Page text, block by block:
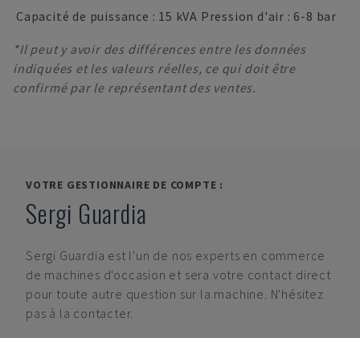
Capacité de puissance : 15 kVA Pression d'air : 6-8 bar
*Il peut y avoir des différences entre les données
indiquées et les valeurs réelles, ce qui doit être
confirmé par le représentant des ventes.
VOTRE GESTIONNAIRE DE COMPTE :
Sergi Guardia
Sergi Guardia est l'un de nos experts en commerce
de machines d'occasion et sera votre contact direct
pour toute autre question sur la machine. N'hésitez
pas à la contacter.